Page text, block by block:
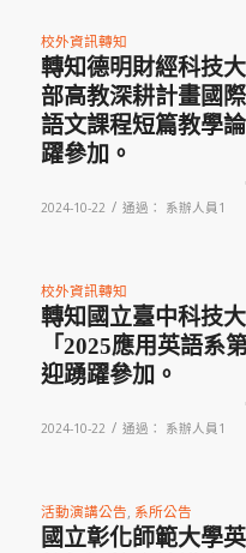
校外資訊轉知
轉知德明財經科技
部高教深耕計畫國
語文課程短篇教學
躍參加。
2024-10-22 / 通過： 系辦人員1
校外資訊轉知
轉知國立臺中科技
「2025應用英語系
迎踴躍參加。
2024-10-22 / 通過： 系辦人員1
活動演講公告 系所公告
國立彰化師範大學